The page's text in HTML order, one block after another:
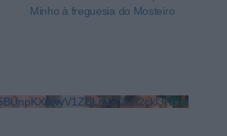
Minho à freguesia do Mosteiro